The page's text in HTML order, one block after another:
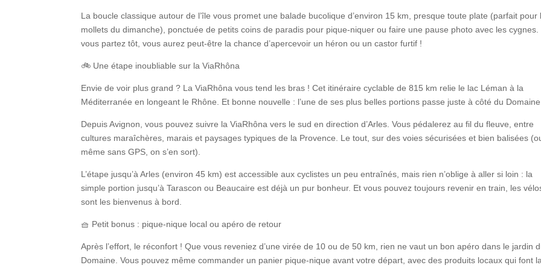
La boucle classique autour de l’île vous promet une balade bucolique d’environ 15 km, presque toute plate (parfait pour
mollets du dimanche), ponctuée de petits coins de paradis pour pique-niquer ou faire une pause photo avec les cygnes.
vous partez tôt, vous aurez peut-être la chance d’apercevoir un héron ou un castor furtif !
🚲 Une étape inoubliable sur la ViaRhôna
Envie de voir plus grand ? La ViaRhôna vous tend les bras ! Cet itinéraire cyclable de 815 km relie le lac Léman à la
Méditerranée en longeant le Rhône. Et bonne nouvelle : l’une de ses plus belles portions passe juste à côté du
Depuis Avignon, vous pouvez suivre la ViaRhôna vers le sud en direction d’Arles. Vous pédalerez au fil du fleuve, entre
cultures maraîchères, marais et paysages typiques de la Provence. Le tout, sur des voies sécurisées et bien balisées
même sans GPS, on s’en sort).
L’étape jusqu’à Arles (environ 45 km) est accessible aux cyclistes un peu entraînés, mais rien n’oblige à aller si loin : la
simple portion jusqu’à Tarascon ou Beaucaire est déjà un pur bonheur. Et vous pouvez toujours revenir en train, les
sont les bienvenus à bord.
🧺 Petit bonus : pique-nique local ou apéro de retour
Après l’effort, le réconfort ! Que vous reveniez d’une virée de 10 ou de 50 km, rien ne vaut un bon apéro dans le jardin
Domaine. Vous pouvez même commander un panier pique-nique avant votre départ, avec des produits locaux qui font